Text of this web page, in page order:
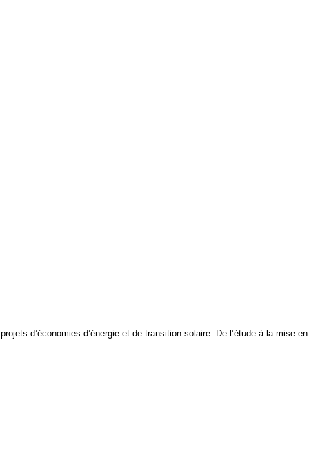
d’économies d’énergie et de transition solaire. De l’étude à la mise en